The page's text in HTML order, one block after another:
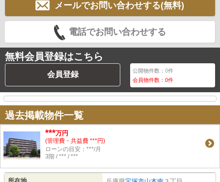
メールでお問い合わせする(無料)
電話でお問い合わせする
無料会員登録はこちら
会員登録 公開物件数：0件
会員物件数：0件
過去掲載物件一覧
***万円
(管理費・共益費 ***円)
ローンの目安：***/月
3階 / *** / ***